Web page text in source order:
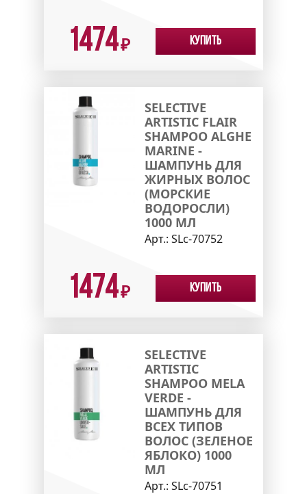
1474₽ Купить
SELECTIVE
ARTISTIC FLAIR
SHAMPOO ALGHE
MARINE -
ШАМПУНЬ ДЛЯ
ЖИРНЫХ ВОЛОС
(МОРСКИЕ
ВОДОРОСЛИ)
1000 МЛ
Арт.: SLc-70752
1474₽ Купить
SELECTIVE
ARTISTIC
SHAMPOO MELA
VERDE -
ШАМПУНЬ ДЛЯ
ВСЕХ ТИПОВ
ВОЛОС (ЗЕЛЕНОЕ
ЯБЛОКО) 1000
МЛ
Арт.: SLc-70751